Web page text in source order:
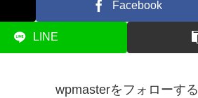
Facebook
LINE
wpmasterをフォローする